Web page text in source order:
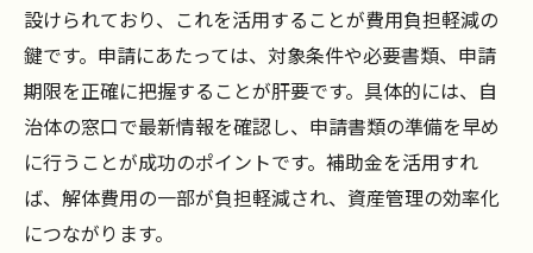
外壁塗装や宅配ボックスの補助金もチェッ
ク
空き家補助金の申請条件や変更点を押さえ
る
補助金申請の期限や注意点をしっかり確認
空き家補助金の実際の活用例と申請者の声
設けられており、これを活用することが費用負担軽減の
鍵です。申請にあたっては、対象条件や必要書類、申請
期限を正確に把握することが肝要です。具体的には、自
治体の窓口で最新情報を確認し、申請書類の準備を早め
に行うことが成功のポイントです。補助金を活用すれ
ば、解体費用の一部が負担軽減され、資産管理の効率化
につながります。